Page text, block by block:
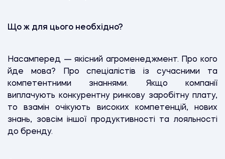
Що ж для цього необхідно?
Насамперед — якісний агроменеджмент. Про кого
йде мова? Про спеціалістів із сучасними та
компетентними знаннями. Якщо компанії
виплачують конкурентну ринкову заробітну плату,
то взамін очікують високих компетенцій, нових
знань, зовсім іншої продуктивності та лояльності
до бренду.